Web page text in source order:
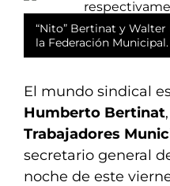
“Nito” Bertinat y
la Federación
El mundo sindical
Humberto Bertinat
Trabajadores
secretario general
noche de este